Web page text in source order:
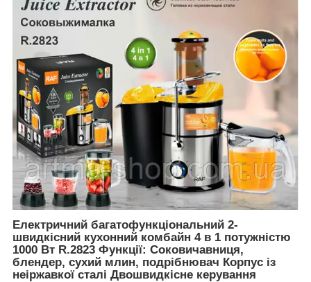
Електричний багатофункціональний 2-
швидкісний кухонний комбайн 4 в 1 потужністю
1000 Вт R.2823 Функції: Соковичавниця,
блендер, сухий млин, подрібнювач Корпус із
неіржавкої сталі Двошвидкісне керування